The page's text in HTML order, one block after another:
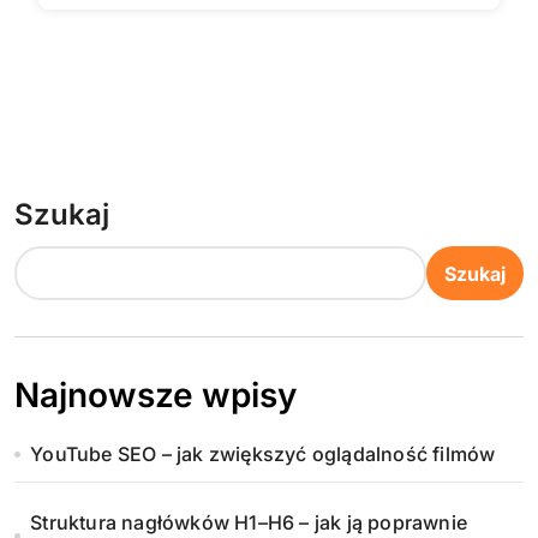
Szukaj
Szukaj
Najnowsze wpisy
YouTube SEO – jak zwiększyć oglądalność filmów
Struktura nagłówków H1–H6 – jak ją poprawnie